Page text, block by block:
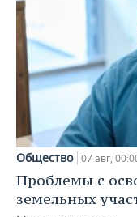
Общество 07 авг,
Проблемы с
земельных